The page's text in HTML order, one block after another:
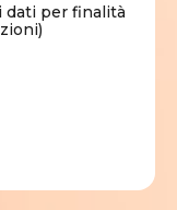
dati per finalità